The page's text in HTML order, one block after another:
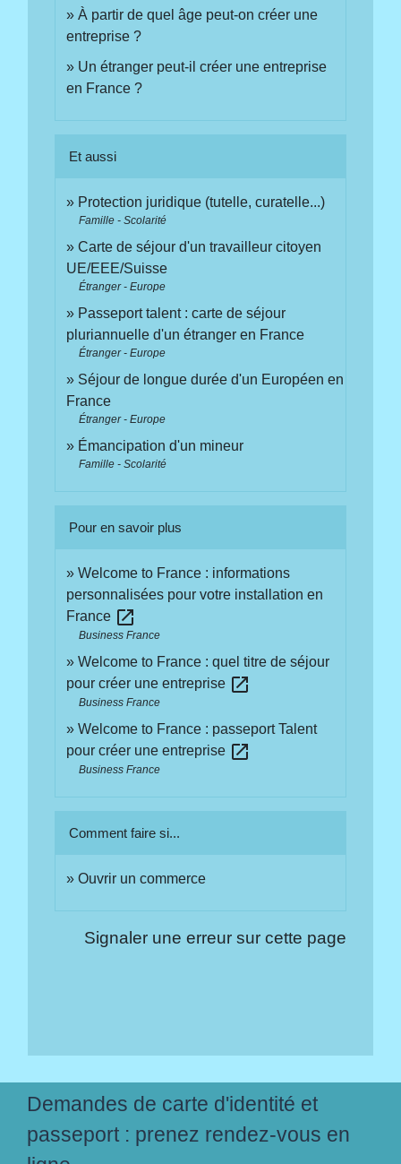
À partir de quel âge peut-on créer une
entreprise ?
Un étranger peut-il créer une entreprise
en France ?
Et aussi
Protection juridique (tutelle, curatelle...)
Famille - Scolarité
Carte de séjour d'un travailleur citoyen
UE/EEE/Suisse
Étranger - Europe
Passeport talent : carte de séjour
pluriannuelle d'un étranger en France
Étranger - Europe
Séjour de longue durée d'un Européen en
France
Étranger - Europe
Émancipation d'un mineur
Famille - Scolarité
Pour en savoir plus
Welcome to France : informations
personnalisées pour votre installation en
France open_in_new
Business France
Welcome to France : quel titre de séjour
pour créer une entreprise open_in_new
Business France
Welcome to France : passeport Talent
pour créer une entreprise open_in_new
Business France
Comment faire si...
Ouvrir un commerce
Signaler une erreur sur cette page
Demandes de carte d'identité et
passeport : prenez rendez-vous en